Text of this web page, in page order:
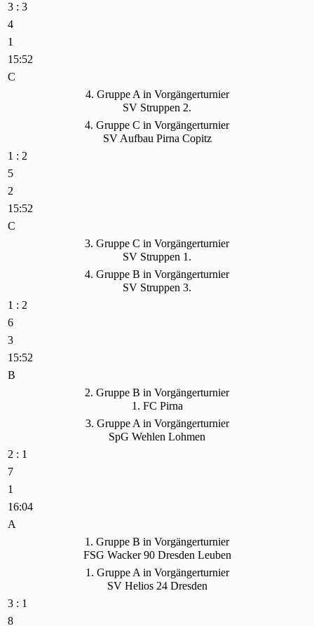
3 : 3
4
1
15:52
C
4. Gruppe A in Vorgängerturnier
SV Struppen 2.
4. Gruppe C in Vorgängerturnier
SV Aufbau Pirna Copitz
1 : 2
5
2
15:52
C
3. Gruppe C in Vorgängerturnier
SV Struppen 1.
4. Gruppe B in Vorgängerturnier
SV Struppen 3.
1 : 2
6
3
15:52
B
2. Gruppe B in Vorgängerturnier
1. FC Pirna
3. Gruppe A in Vorgängerturnier
SpG Wehlen Lohmen
2 : 1
7
1
16:04
A
1. Gruppe B in Vorgängerturnier
FSG Wacker 90 Dresden Leuben
1. Gruppe A in Vorgängerturnier
SV Helios 24 Dresden
3 : 1
8